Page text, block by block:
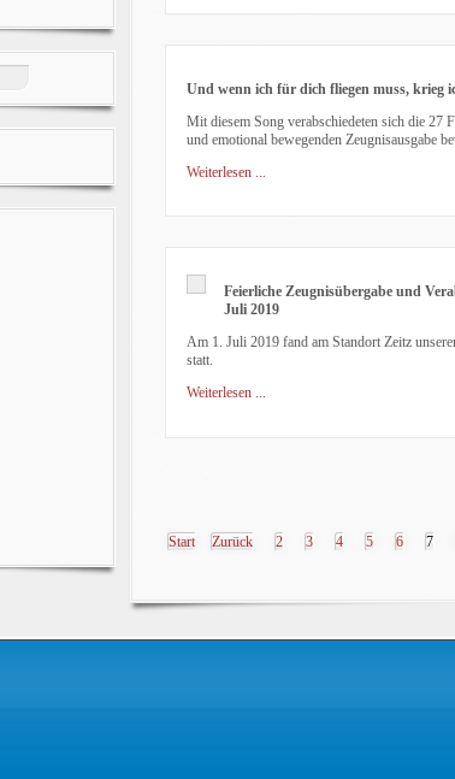
Und wenn ich für dich fliegen muss, krieg
Mit diesem Song verabschiedeten sich die 27
und emotional bewegenden Zeugnisausgabe
Weiterlesen ...
Feierliche Zeugnisübergabe und
Juli 2019
Am 1. Juli 2019 fand am Standort Zeitz
statt.
Weiterlesen ...
Start Zurück 2 3 4 5 6 7